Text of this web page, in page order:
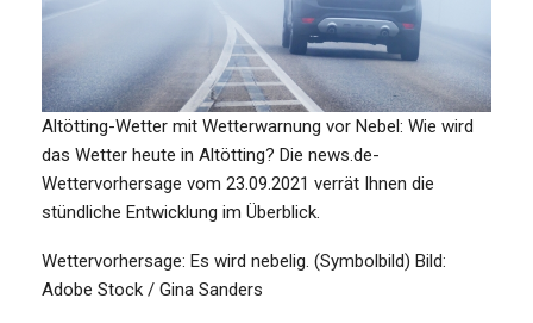
Altötting-Wetter mit Wetterwarnung vor Nebel: Wie wird
das Wetter heute in Altötting? Die news.de-
Wettervorhersage vom 23.09.2021 verrät Ihnen die
stündliche Entwicklung im Überblick.
Wettervorhersage: Es wird nebelig. (Symbolbild) Bild:
Adobe Stock / Gina Sanders